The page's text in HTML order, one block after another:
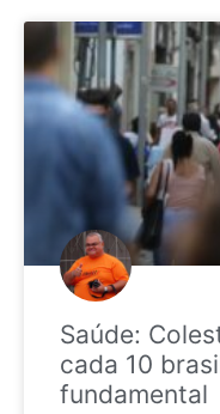
Saúde:
cada 10
fundamental